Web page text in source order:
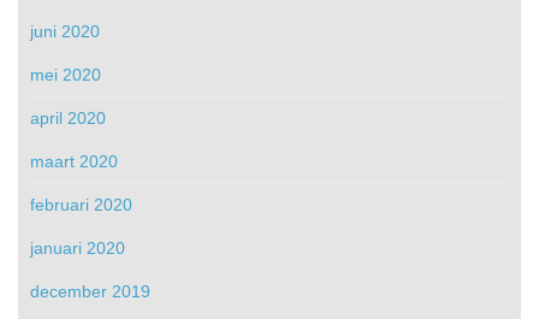
juni 2020
mei 2020
april 2020
maart 2020
februari 2020
januari 2020
december 2019